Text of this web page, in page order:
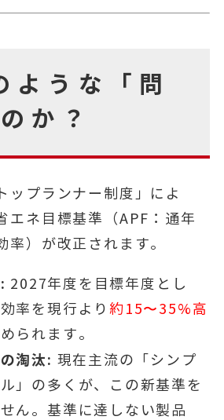
うな「問
か？
ップランナー制度」によ
エネ目標基準（APF：通年
率）が改正されます。
2027年度を目標年度とし
率を現行より約15〜35%高
られます。
淘汰: 現在主流の「シンプ
」の多くが、この新基準を
ん。基準に達しない製品